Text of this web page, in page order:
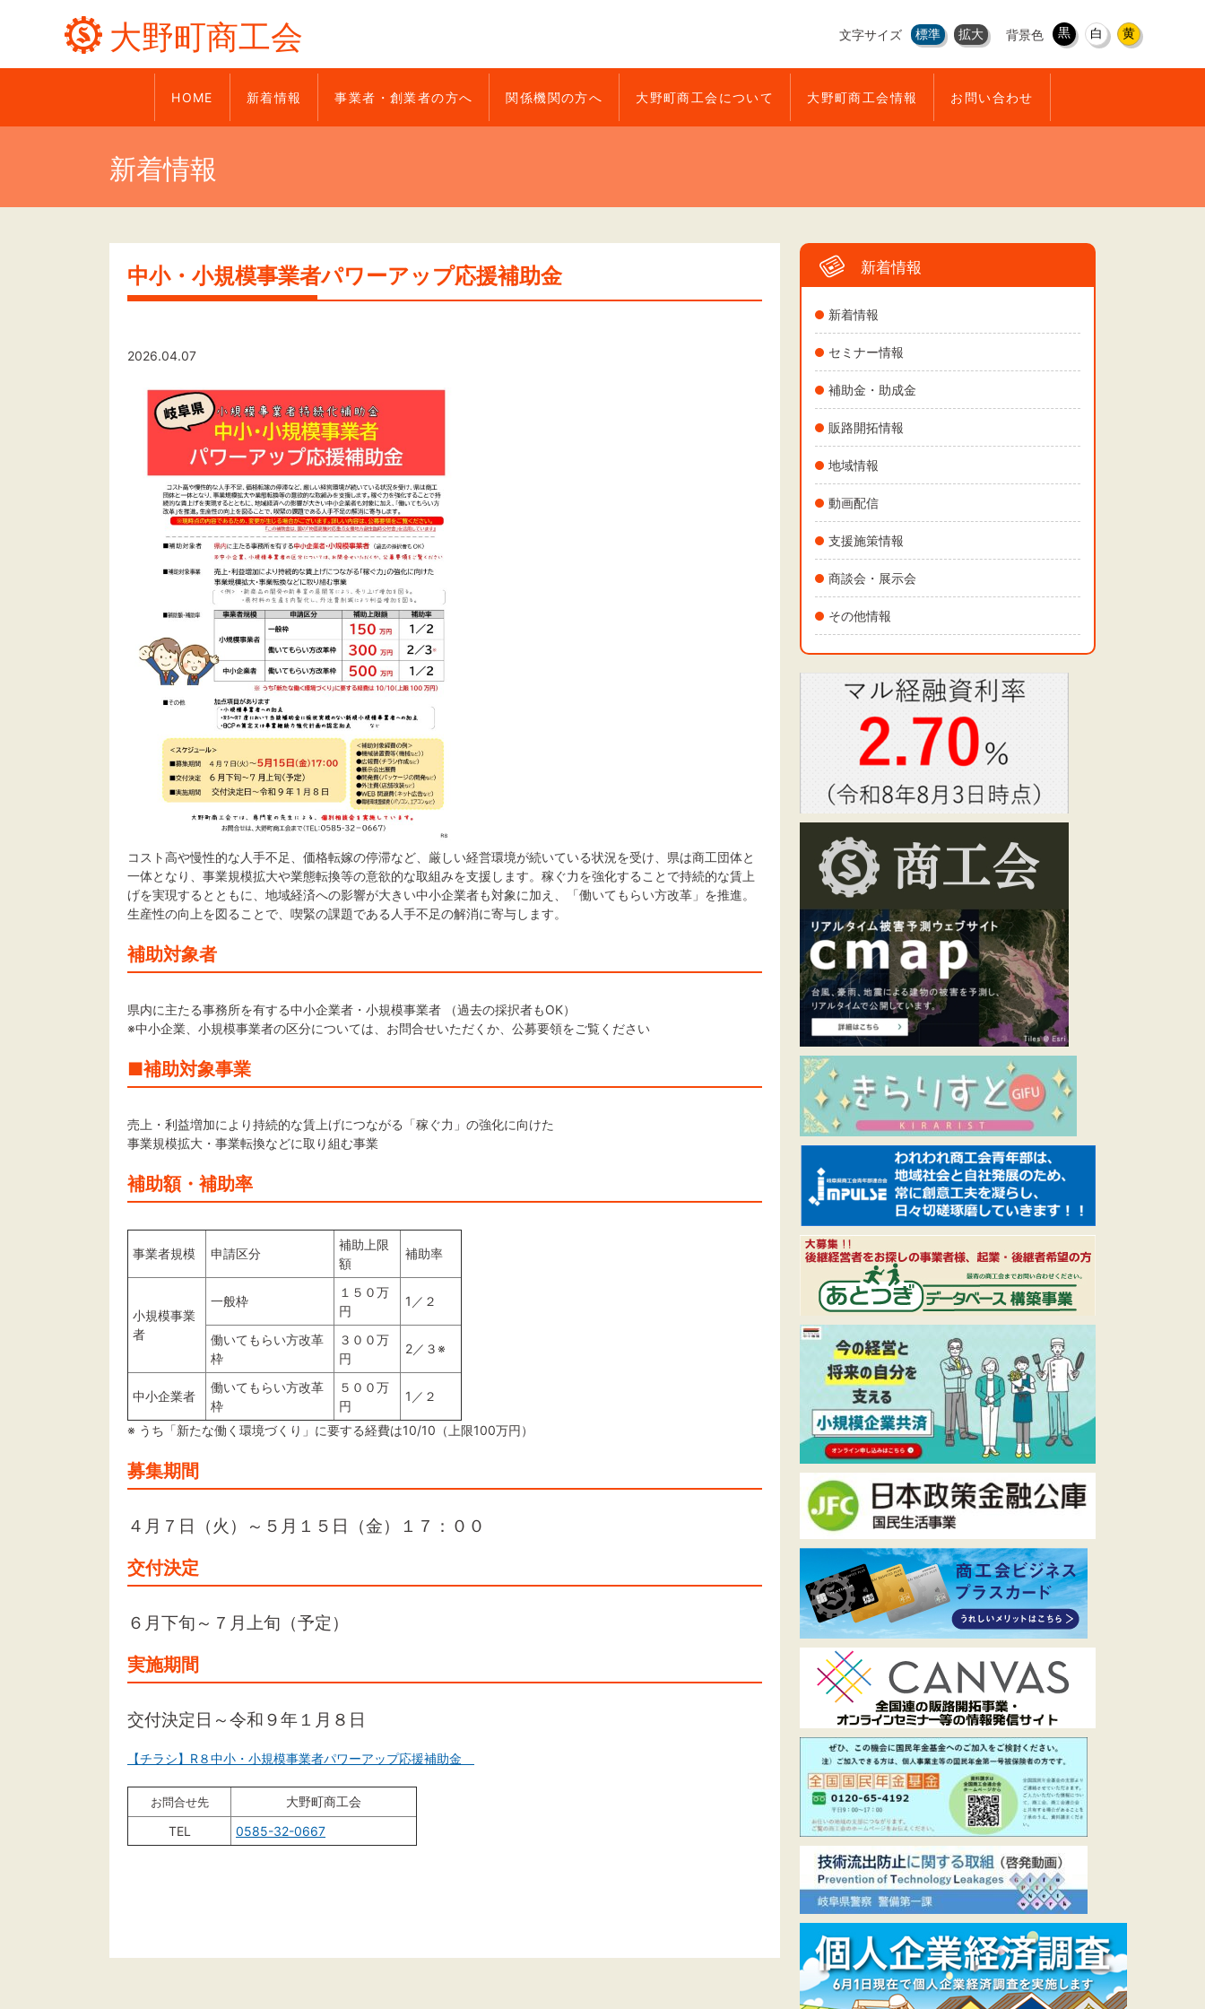
大野町商工会 文字サイズ 標準 拡大 背景色 黒 白 黄
HOME 新着情報 事業者・創業者の方へ 関係機関の方へ 大野町商工会について 大野町商工会情報 お問い合わせ
新着情報
新着情報
新着情報
セミナー情報
補助金・助成金
販路開拓情報
地域情報
動画配信
支援施策情報
商談会・展示会
その他情報
中小・小規模事業者パワーアップ応援補助金
2026.04.07
コスト高や慢性的な人手不足、価格転嫁の停滞など、厳しい経営環境が続いている状況を受け、県は商工団体と
一体となり、事業規模拡大や業態転換等の意欲的な取組みを支援します。稼ぐ力を強化することで持続的な賃上
げを実現するとともに、地域経済への影響が大きい中小企業者も対象に加え、「働いてもらい方改革」を推進。
生産性の向上を図ることで、喫緊の課題である人手不足の解消に寄与します。
補助対象者
県内に主たる事務所を有する中小企業者・小規模事業者 （過去の採択者もOK）
※中小企業、小規模事業者の区分については、お問合せいただくか、公募要領をご覧ください
■補助対象事業
売上・利益増加により持続的な賃上げにつながる「稼ぐ力」の強化に向けた
事業規模拡大・事業転換などに取り組む事業
補助額・補助率
事業者規模 申請区分
補助上限
額
補助率
小規模事業
者
一般枠
１５０万
円
1／２
働いてもらい方改革
枠
３００万
円
2／３※
中小企業者
働いてもらい方改革
枠
５００万
円
1／２
※ うち「新たな働く環境づくり」に要する経費は10/10（上限100万円）
募集期間
４月７日（火）～５月１５日（金）１７：００
交付決定
６ 月下旬～７月上旬（予定）
実施期間
交付決定日～令和９年１月８日
【チラシ】R８中小・小規模事業者パワーアップ応援補助金
お問合せ先
大野町商工会
TEL
0585-32-0667